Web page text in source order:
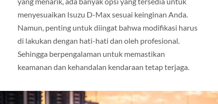
menyesuaikan Isuzu D-Max sesuai keinginan Anda.
Namun, penting untuk diingat bahwa modifikasi harus
di lakukan dengan hati-hati dan oleh profesional.
Sehingga berpengalaman untuk memastikan
keamanan dan kehandalan kendaraan tetap terjaga.